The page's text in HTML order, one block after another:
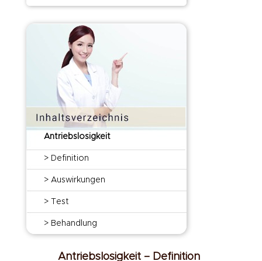
Antriebslosigkeit
> Definition
> Auswirkungen
> Test
> Behandlung
Antriebslosigkeit – Definition